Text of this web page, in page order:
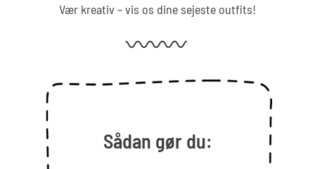
Vær kreativ – vis os dine sejeste outfits!
Sådan gør du: